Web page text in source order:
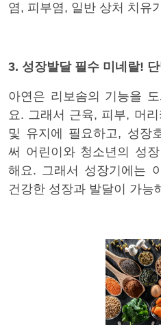
염, 피부염, 일반 상처 치유
3. 성장발달 필수 미네랄! 단
아연은 리보솜의 기능을
요. 그래서 근육, 피부, 머
및 유지에 필요하고, 성장
써 어린이와 청소년의 성
해요. 그래서 성장기에는
건강한 성장과 발달이 가능